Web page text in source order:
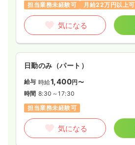
担当業務未経験可
月給22万円以上可
気になる
日勤のみ（パート）
給与 時給1,400円〜
時間 8:30～17:30
担当業務未経験可
気になる